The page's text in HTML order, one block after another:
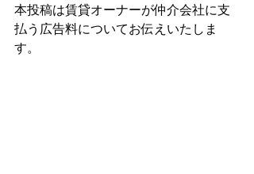
本投稿は賃貸オーナーが仲介会社に支
払う広告料についてお伝えいたしま
す。